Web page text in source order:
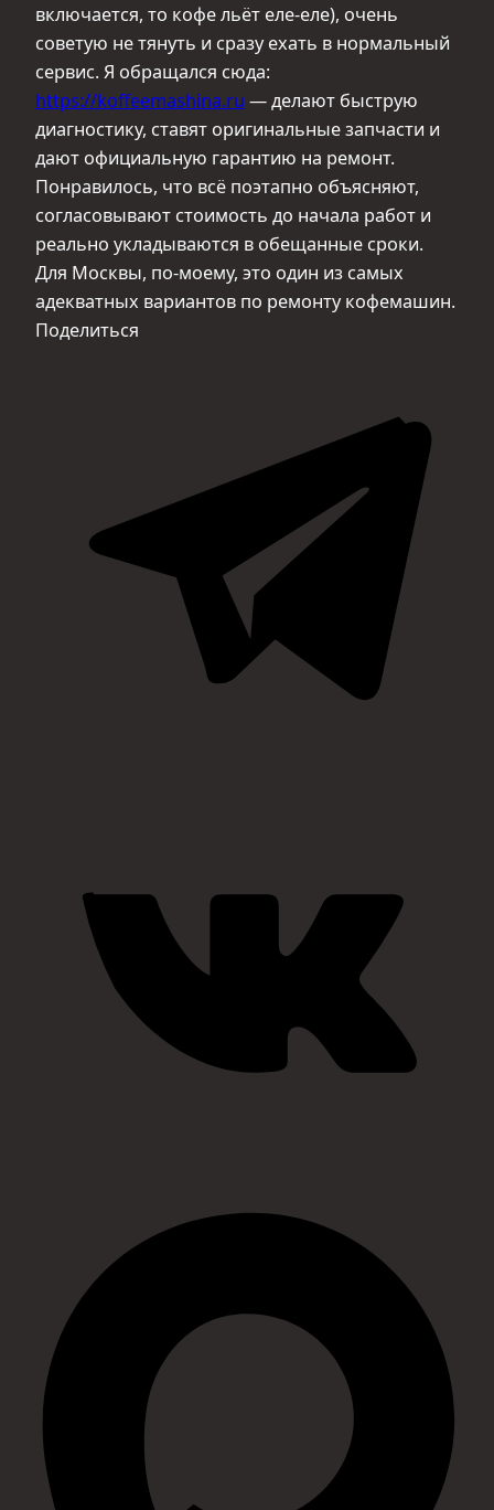
включается, то кофе льёт еле-еле), очень
советую не тянуть и сразу ехать в нормальный
сервис. Я обращался сюда:
https://koffeemashina.ru — делают быструю
диагностику, ставят оригинальные запчасти и
дают официальную гарантию на ремонт.
Понравилось, что всё поэтапно объясняют,
согласовывают стоимость до начала работ и
реально укладываются в обещанные сроки.
Для Москвы, по-моему, это один из самых
адекватных вариантов по ремонту кофемашин.
Поделиться